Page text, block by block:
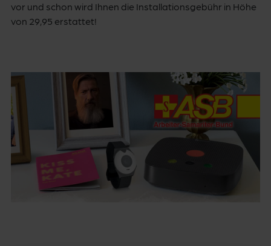
vor und schon wird Ihnen die Installationsgebühr in Höhe
von 29,95 erstattet!